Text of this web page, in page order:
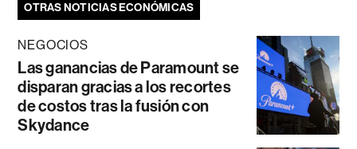
OTRAS NOTICIAS ECONÓMICAS
NEGOCIOS
Las ganancias de Paramount se
disparan gracias a los recortes
de costos tras la fusión con
Skydance